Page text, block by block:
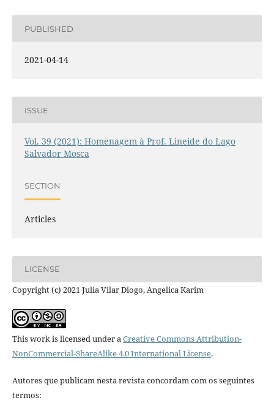
PUBLISHED
2021-04-14
ISSUE
Vol. 39 (2021): Homenagem à Prof. Lineide do Lago
Salvador Mosca
SECTION
Articles
LICENSE
Copyright (c) 2021 Julia Vilar Diogo, Angelica Karim
This work is licensed under a Creative Commons Attribution-
NonCommercial-ShareAlike 4.0 International License.
Autores que publicam nesta revista concordam com os seguintes
termos: